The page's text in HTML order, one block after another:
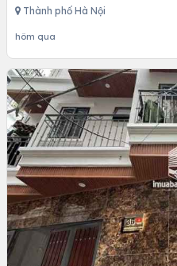
Thành phố Hà Nội
hôm qua